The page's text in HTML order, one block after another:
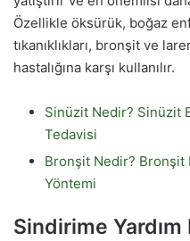
Özellikle öksürük, boğaz
tıkanıklıkları, bronşit ve
hastalığına karşı kullanılır.
Sinüzit Nedir? Sinüzit
Tedavisi
Bronşit Nedir?
Yöntemi
Sindirime Yardım